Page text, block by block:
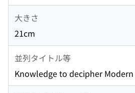
大きさ
21cm
並列タイトル等
Knowledge to decipher